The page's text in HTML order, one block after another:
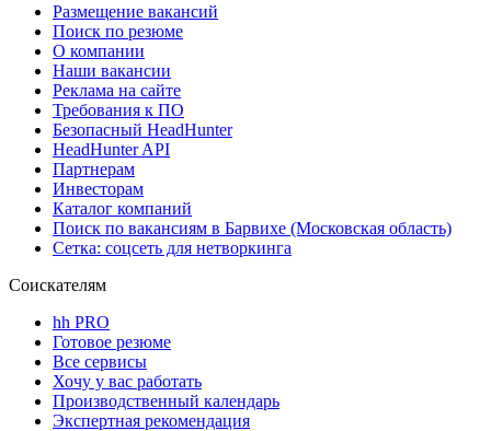
Размещение вакансий
Поиск по резюме
О компании
Наши вакансии
Реклама на сайте
Требования к ПО
Безопасный HeadHunter
HeadHunter API
Партнерам
Инвесторам
Каталог компаний
Поиск по вакансиям в Барвихе (Московская область)
Сетка: соцсеть для нетворкинга
Соискателям
hh PRO
Готовое резюме
Все сервисы
Хочу у вас работать
Производственный календарь
Экспертная рекомендация